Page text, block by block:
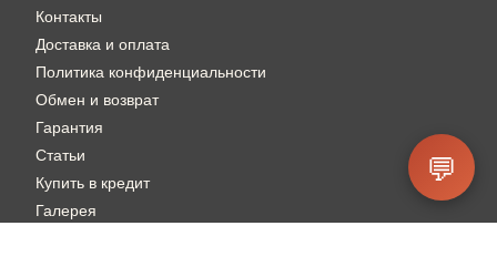
Контакты
Доставка и оплата
Политика конфиденциальности
Обмен и возврат
Гарантия
Статьи
Купить в кредит
Галерея
💬